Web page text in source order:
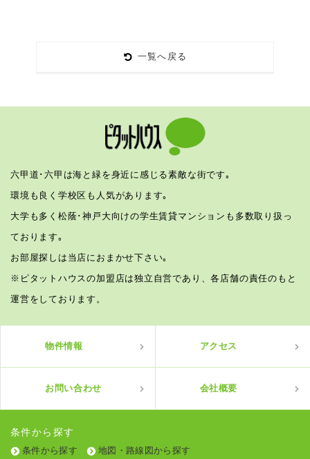
一覧へ戻る
六甲道･六甲は海と緑を身近に感じる素敵な街です｡
環境も良く学校区も人気があります｡
大学も多く松蔭･神戸大向けの学生賃貸マンションも多数取り扱っ
ております｡
お部屋探しは当店におまかせ下さい｡
※ピタットハウスの加盟店は独立自営であり、各店舗の責任のもと
運営をしております。
物件情報 アクセス
お問い合わせ 会社概要
条件から探す
条件から探す 地図・路線図から探す